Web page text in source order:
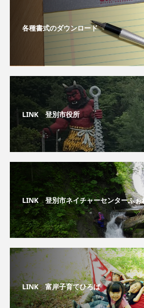
各種書式のダウンロード
LINK 登別市役所
LINK 登別市ネイチャーセンターふぉ
LINK 富岸子育てひろば